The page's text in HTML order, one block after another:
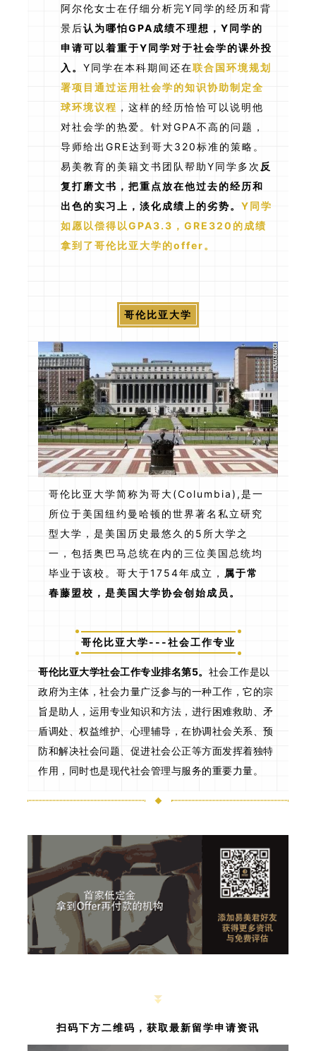
阿尔伦女士在仔细分析完Y同学的经历和背
景后认为哪怕GPA成绩不理想，Y同学的
申请可以着重于Y同学对于社会学的课外投
入。Y同学在本科期间还在联合国环境规划
署项目通过运用社会学的知识协助制定全
球环境议程 ，这样的经历恰恰可以说明他
对社会学的热爱。针对GPA不高的问题，
导师给出GRE达到哥大320标准的策略。
易美教育的美籍文书团队帮助Y同学多次 反
复打磨文书，把重点放在他过去的经历和
出色的实习上，淡化成绩上的劣势。Y同学
如愿以偿得以GPA3.3，GRE320的成绩
拿到了哥伦比亚大学的offer。
哥伦比亚大学
哥伦比亚大学简称为哥大(Columbia),是一
所位于美国纽约曼哈顿的世界著名私立研究
型大学，是美国历史最悠久的5所大学之
一，包括奥巴马总统在内的三位美国总统均
毕业于该校。哥大于1754年成立， 属于常
春藤盟校，是美国大学协会创始成员。
哥伦比亚大学---社会工作专业
哥伦比亚大学社会工作专业排名第5。 社会工作是以
政府为主体，社会力量广泛参与的一种工作，它的宗
旨是助人，运用专业知识和方法，进行困难救助、矛
盾调处、权益维护、心理辅导，在协调社会关系、预
防和解决社会问题、促进社会公正等方面发挥着独特
作用，同时也是现代社会管理与服务的重要力量。
扫码下方二维码，获取最新留学申请资讯